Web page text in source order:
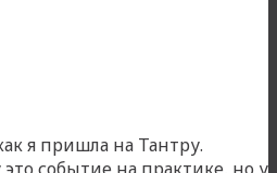
я пришла на Тантру.